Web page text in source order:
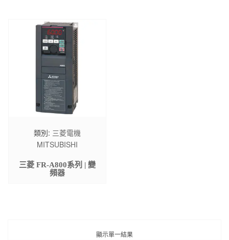
類別: 三菱電機
MITSUBISHI
三菱 FR-A800系列 | 變
頻器
顯示單一結果